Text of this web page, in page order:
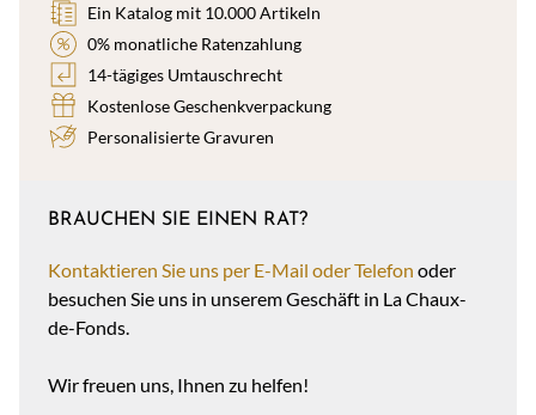
Ein Katalog mit 10.000 Artikeln
0% monatliche Ratenzahlung
14-tägiges Umtauschrecht
Kostenlose Geschenkverpackung
Personalisierte Gravuren
BRAUCHEN SIE EINEN RAT?
Kontaktieren Sie uns per E-Mail oder Telefon oder
besuchen Sie uns in unserem Geschäft in La Chaux-
de-Fonds.
Wir freuen uns, Ihnen zu helfen!